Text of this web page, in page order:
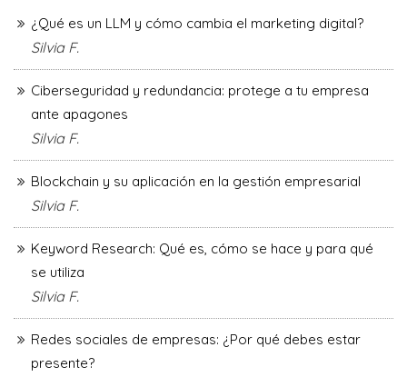
¿Qué es un LLM y cómo cambia el marketing digital?
Silvia F.
Ciberseguridad y redundancia: protege a tu empresa
ante apagones
Silvia F.
Blockchain y su aplicación en la gestión empresarial
Silvia F.
Keyword Research: Qué es, cómo se hace y para qué
se utiliza
Silvia F.
Redes sociales de empresas: ¿Por qué debes estar
presente?